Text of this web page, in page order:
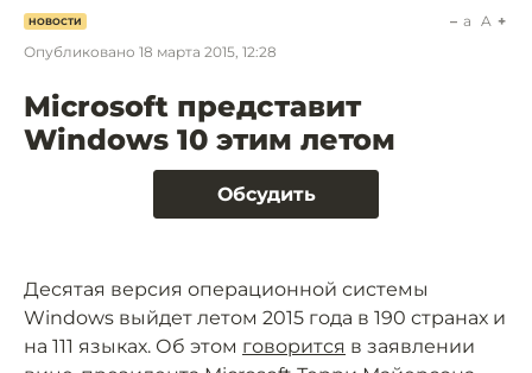
НОВОСТИ
Опубликовано 18 марта 2015, 12:28
a A
Microsoft представит
Windows 10 этим летом
Обсудить
Десятая версия операционной системы
Windows выйдет летом 2015 года в 190 странах и
на 111 языках. Об этом говорится в заявлении